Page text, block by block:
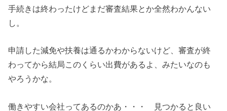
手続きは終わったけどまだ審査結果とか全然わかんない
し。
申請した減免や扶養は通るかわからないけど、審査が終
わってから結局このくらい出費があるよ、みたいなのも
やろうかな。
働きやすい会社ってあるのかあ・・・ 見つかると良い